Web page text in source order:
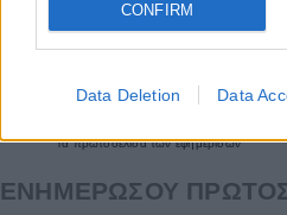
CONFIRM
Data Deletion Data
Ταπρωτοσέλιδατωνεφημερίδων
ΕΝΗΜΕΡΩΣΟΥ